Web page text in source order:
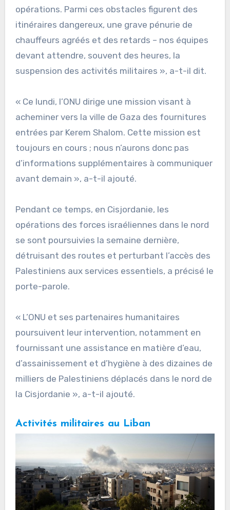
opérations. Parmi ces obstacles figurent des
itinéraires dangereux, une grave pénurie de
chauffeurs agréés et des retards – nos équipes
devant attendre, souvent des heures, la
suspension des activités militaires », a-t-il dit.
« Ce lundi, l’ONU dirige une mission visant à
acheminer vers la ville de Gaza des fournitures
entrées par Kerem Shalom. Cette mission est
toujours en cours ; nous n’aurons donc pas
d’informations supplémentaires à communiquer
avant demain », a-t-il ajouté.
Pendant ce temps, en Cisjordanie, les
opérations des forces israéliennes dans le nord
se sont poursuivies la semaine dernière,
détruisant des routes et perturbant l’accès des
Palestiniens aux services essentiels, a précisé le
porte-parole.
« L’ONU et ses partenaires humanitaires
poursuivent leur intervention, notamment en
fournissant une assistance en matière d’eau,
d’assainissement et d’hygiène à des dizaines de
milliers de Palestiniens déplacés dans le nord de
la Cisjordanie », a-t-il ajouté.
Activités militaires au Liban